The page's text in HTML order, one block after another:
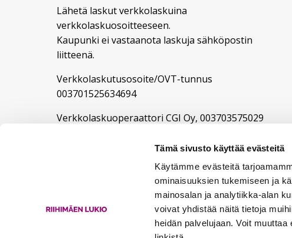
Tämä sivusto käyttää evästeitä
Käytämme evästeitä
ominaisuuksien tukemiseen ja
mainosalan ja analytiikka-alan
voivat yhdistää näitä tietoja
heidän palvelujaan. Voit
Lähetä laskut verkkolaskuina
verkkolaskuosoitteeseen.
Kaupunki ei vastaanota laskuja sähköpostin
liitteenä.
Verkkolaskutusosoite/OVT-tunnus
003701525634694
Verkkolaskuoperaattori CGI Oy, 003703575029
Kaupungin y-tunnus 0152563-4
Tilausviite lukion laskuihin: 19500236